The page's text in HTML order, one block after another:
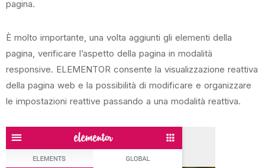
pagina.
È molto importante, una volta aggiunti gli elementi della
pagina, verificare l’aspetto della pagina in modalità
responsive. ELEMENTOR consente la visualizzazione reattiva
della pagina web e la possibilità di modificare e organizzare
le impostazioni reattive passando a una modalità reattiva.